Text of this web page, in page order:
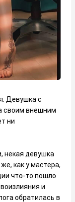
Девушка с
своим внешним
ни
некая девушка
как у мастера,
что-то пошло
и
обратилась в